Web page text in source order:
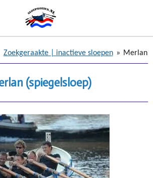
Zoekgeraakte | inactieve sloepen » Merlan
(spiegelsloep)